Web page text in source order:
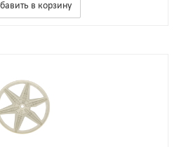
в корзину